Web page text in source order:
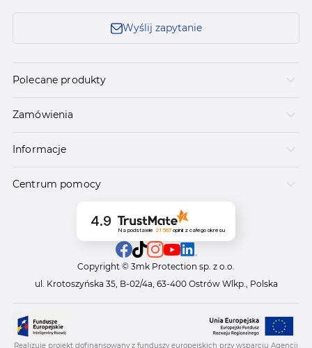
Wyślij zapytanie
Polecane produkty
Zamówienia
Informacje
Centrum pomocy
4.9
Na podstawie 21 567opinii z całego okresu
Copyright © 3mk Protection sp. z o.o.
ul. Krotoszyńska 35, B-02/4a, 63-400 Ostrów Wlkp., Polska
Realizuje projekt dofinansowany z funduszy europejskich przy wsparciu Agencji